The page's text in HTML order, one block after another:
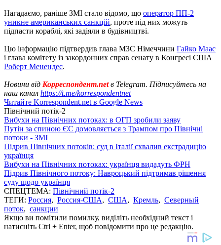
Нагадаємо, раніше ЗМІ стало відомо, що оператор ПП-2
уникне американських санкцій, проте під них можуть
підпасти кораблі, які задіяли в будівництві.
Цю інформацію підтвердив глава МЗС Німеччини Гайко Маас
і глава комітету із закордонних справ сенату в Конгресі США
Роберт Менендес.
Новини від Корреспондент.netв Telegram. Підписуйтесь на
наш канал https://t.me/korrespondentnet
Читайте Korrespondent.net в Google News
Північний потік-2
Вибухи на Північних потоках: в ОГП зробили заяву
Путін за спиною ЄС домовляється з Трампом про Північні
потоки - ЗМІ
Підрив Північних потоків: суд в Італії схвалив екстрадицію
українця
Вибухи на Північних потоках: українця видадуть ФРН
Підрив Північного потоку: Навроцький підтримав рішення
суду щодо українця
СПЕЦТЕМА: Північний потік-2
ТЕГИ: Россия, Россия-США, США, Кремль, Северный
поток, санкции
Якщо ви помітили помилку, виділіть необхідний текст і
натисніть Ctrl + Enter, щоб повідомити про це редакцію.